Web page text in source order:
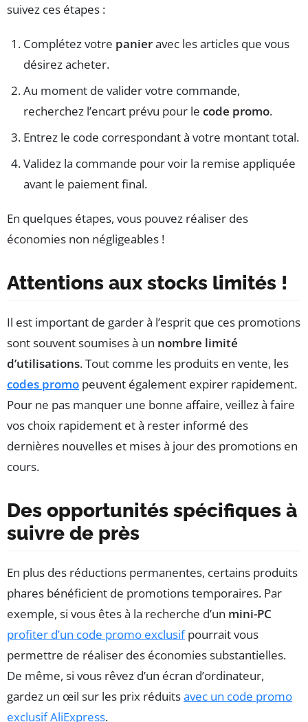
suivez ces étapes :
Complétez votre panieravec les articles que vous
désirez acheter.
Au moment de valider votre commande,
recherchez l’encart prévu pour le code promo.
Entrez le code correspondant à votre montant total.
Validez la commande pour voir la remise appliquée
avant le paiement final.
En quelques étapes, vous pouvez réaliser des
économies non négligeables !
Attentions aux stocks limités !
Il est important de garder à l’esprit que ces promotions
sont souvent soumises à un nombre limité
d’utilisations. Tout comme les produits en vente, les
codes promo peuvent également expirer rapidement.
Pour ne pas manquer une bonne affaire, veillez à faire
vos choix rapidement et à rester informé des
dernières nouvelles et mises à jour des promotions en
cours.
Des opportunités spécifiques à
suivre de près
En plus des réductions permanentes, certains produits
phares bénéficient de promotions temporaires. Par
exemple, si vous êtes à la recherche d’un mini-PC
profiter d’un code promo exclusifpourrait vous
permettre de réaliser des économies substantielles.
De même, si vous rêvez d’un écran d’ordinateur,
gardez un œil sur les prix réduitsavec un code promo
exclusif AliExpress.